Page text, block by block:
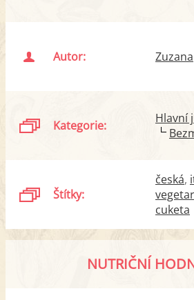
Autor: Zuzana
Kategorie:
Hlavní
Štítky:
česká
cuketa
NUTRIČNÍ